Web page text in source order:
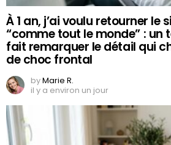
À 1 an, j’ai voulu retourner le
“comme tout le monde” : un
fait remarquer le détail qui
de choc frontal
byMarie R.
il y a environ un jour